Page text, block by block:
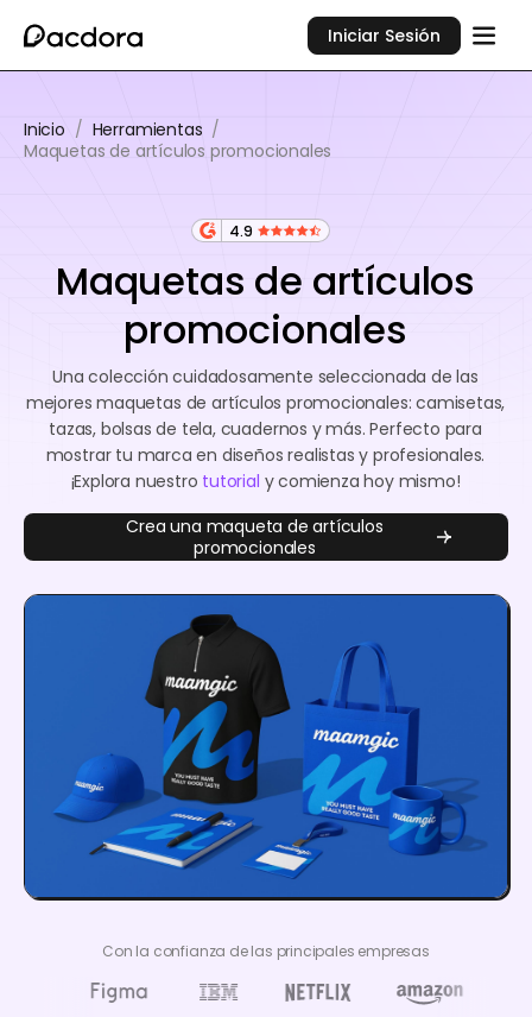
Iniciar Sesión
Inicio / Herramientas /
Maquetas de artículos promocionales
4.9
Maquetas de artículos
promocionales
Una colección cuidadosamente seleccionada de las
mejores maquetas de artículos promocionales: camisetas,
tazas, bolsas de tela, cuadernos y más. Perfecto para
mostrar tu marca en diseños realistas y profesionales.
¡Explora nuestro tutorial y comienza hoy mismo!
Crea una maqueta de artículos
promocionales
Con la confianza de las principales empresas